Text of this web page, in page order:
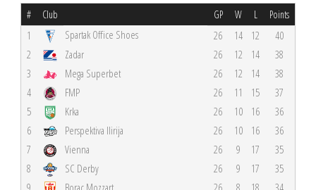
# Club GP W L Points
1 Spartak Office Shoes 26 14 12
40
2
Zadar 26 12 14
38
3
Mega Superbet 26 12 14
38
4
FMP 26 11 15
37
5
Krka 26 10 16
36
6
Perspektiva Ilirija 26 10 16
36
7
Vienna 26 9 17
35
8
SC Derby 26 9 17
35